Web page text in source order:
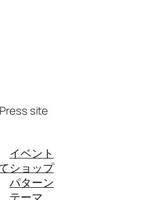
site
イベント
ショップ
パターン